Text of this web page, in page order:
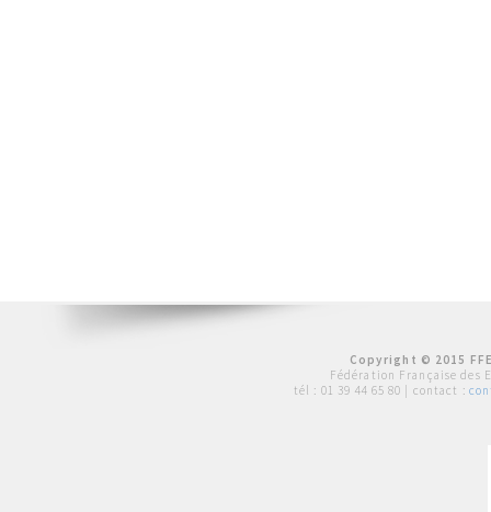
Copyright © 2015
Fédération Française des
tél : 01 39 44 65 80 | contact :